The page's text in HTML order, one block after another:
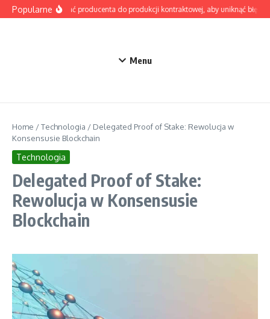
Przejdź do treści
PopularneJak wybrać producenta do produkcji kontraktowej, aby uniknąć
Menu
Home /Technologia / Delegated Proof of Stake: Rewolucja w
Konsensusie Blockchain
Technologia
Delegated Proof of Stake:
Rewolucja w Konsensusie
Blockchain